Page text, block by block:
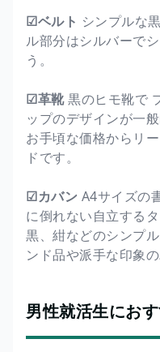
☑ベルト シンプルな
ル部分はシルバーで
う。
☑革靴黒のヒモ靴で
ップのデザインが一
お手頃な価格からリ
ドです。
☑カバン A4サイズの
に倒れない自立する
黒、紺などのシンプ
ンド品や派手な印象
男性就活生にお